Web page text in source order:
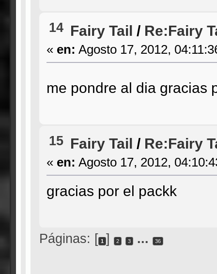
14 Fairy Tail / Re:Fairy
« en: Agosto 17, 2012,
me pondre al dia
15 Fairy Tail / Re:Fairy
« en: Agosto 17, 2012,
gracias por el packk
Páginas: [ 1 ] 2 3 ... 36